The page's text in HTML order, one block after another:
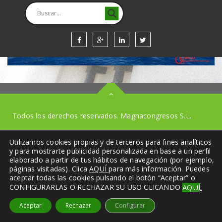
Todos los derechos reservados. Magnacongresos S.L.
Utilizamos cookies propias y de terceros para fines analíticos
y para mostrarte publicidad personalizada en base a un perfil
elaborado a partir de tus hábitos de navegación (por ejemplo,
páginas visitadas). ClicaAQUÍ para más información. Puedes
aceptar todas las cookies pulsando el botón “Aceptar” o
CONFIGURARLAS O RECHAZAR SU USO CLICANDOAQUÍ.
Aceptar Rechazar Configurar